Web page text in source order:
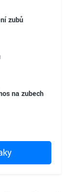
zubů
na zubech